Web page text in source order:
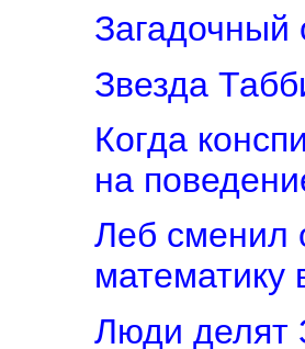
Загадочный
Звезда
Когда
на
Леб сменил
математику
Люди делят